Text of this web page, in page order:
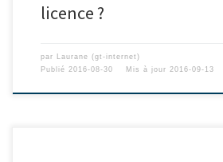
licence ?
par Laurane (gt-internet)
Publié 2016-08-30 Mis à jour 2016-09-13